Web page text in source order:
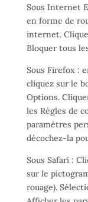
Sous Internet
en forme de
internet.
Bloquer tous
Sous Firefox :
cliquez sur le
Options.
les Règles de
paramètres
décochez-la
Sous Safari :
sur le
rouage).